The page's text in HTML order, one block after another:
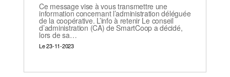
Ce message vise à vous transmettre une
information concernant l’administration déléguée
de la coopérative. L’info à retenir Le conseil
d’administration (CA) de SmartCoop a décidé,
lors de sa…
Le 23-11-2023